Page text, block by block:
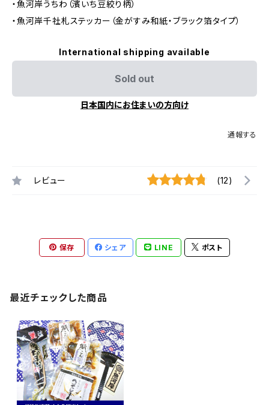
・魚河岸うちわ（濱いち豆絞り柄）
・魚河岸千社札ステッカー（金がすみ和紙・ブラック箔タイプ）
International shipping available
Sold out
日本国内にお住まいの方向け
通報する
レビュー (12)
保存 シェア LINE ポスト
最近チェックした商品